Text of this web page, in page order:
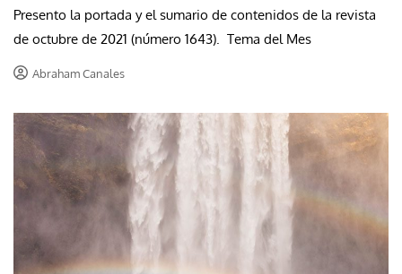
Presento la portada y el sumario de contenidos de la revista
de octubre de 2021 (número 1643). Tema del Mes
Abraham Canales